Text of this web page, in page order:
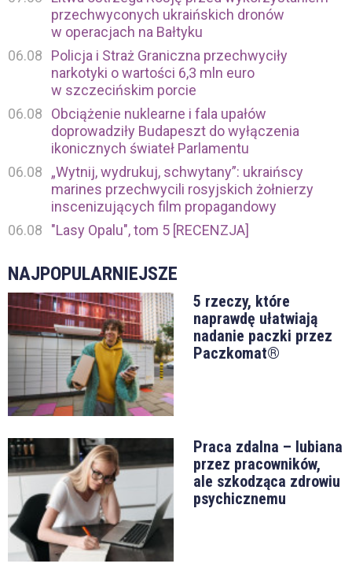
przechwyconych ukraińskich dronów
w operacjach na Bałtyku
06.08
Policja i Straż Graniczna przechwyciły
narkotyki o wartości 6,3 mln euro
w szczecińskim porcie
06.08
Obciążenie nuklearne i fala upałów
doprowadziły Budapeszt do wyłączenia
ikonicznych świateł Parlamentu
06.08
„Wytnij, wydrukuj, schwytany”: ukraińscy
marines przechwycili rosyjskich żołnierzy
inscenizujących film propagandowy
06.08
"Lasy Opalu", tom 5 [RECENZJA]
NAJPOPULARNIEJSZE
5 rzeczy, które
naprawdę ułatwiają
nadanie paczki przez
Paczkomat®
Praca zdalna – lubiana
przez pracowników,
ale szkodząca zdrowiu
psychicznemu